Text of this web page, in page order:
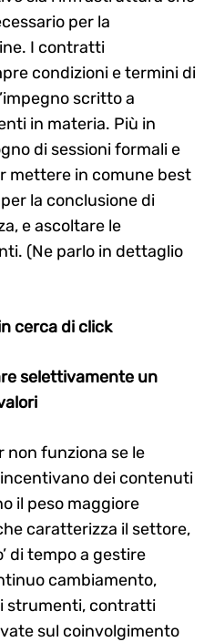
per la
I contratti
condizioni e termini di
scritto a
in materia. Più in
di sessioni formali e
mettere in comune best
la conclusione di
e ascoltare le
(Ne parlo in dettaglio
cerca di click
selettivamente un
non funziona se le
dei contenuti
il peso maggiore
caratterizza il settore,
di tempo a gestire
cambiamento,
strumenti, contratti
sul coinvolgimento